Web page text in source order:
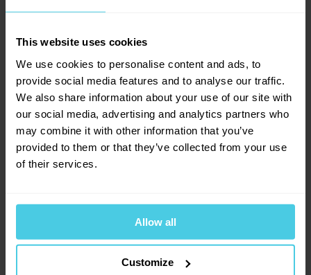
This website uses cookies
We use cookies to personalise content and ads, to
provide social media features and to analyse our traffic.
We also share information about your use of our site with
our social media, advertising and analytics partners who
may combine it with other information that you’ve
provided to them or that they’ve collected from your use
of their services.
Allow all
Customize
0x
📧Provoňte si e-mailovou
schránku kávou
Aromagazín vám pošleme jen, když bude o
čem psát.
Slibujeme na naše kafe.
Přihlásit se